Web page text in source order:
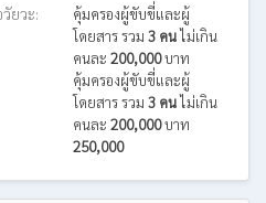
ยวะ:
คุ้มครองผู้ขับขี่และผู้
โดยสาร รวม 3 คนไม่เกิน
คนละ 200,000บาท
คุ้มครองผู้ขับขี่และผู้
โดยสาร รวม 3 คนไม่เกิน
คนละ 200,000บาท
250,000